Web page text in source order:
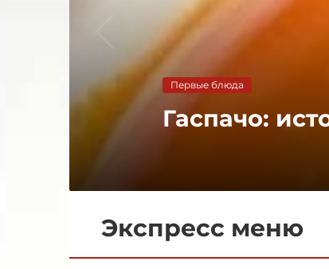
Первые блюда
Гаспачо:
Экспресс меню